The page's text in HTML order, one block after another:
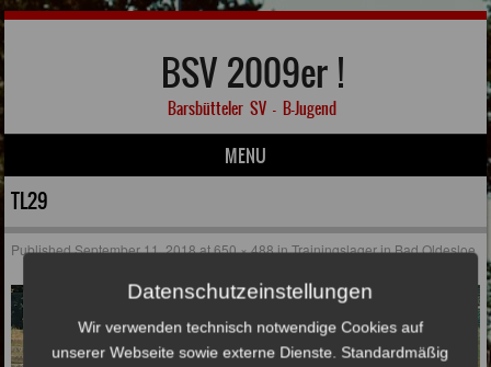
BSV 2009er !
Barsbütteler SV – B-Jugend
MENU
Skip to content
TL29
PublishedSeptember 11, 2018at650 × 488inTrainingslager in Bad Oldesloe
Datenschutzeinstellungen
Wir verwenden technisch notwendige Cookies auf
unserer Webseite sowie externe Dienste. Standardmäßig